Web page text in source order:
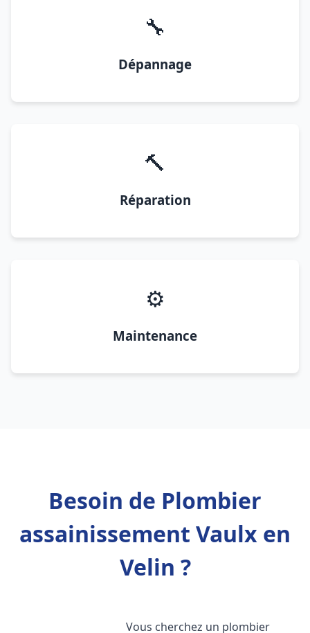
🔧
Dépannage
🔨
Réparation
⚙️
Maintenance
Besoin de Plombier
assainissement Vaulx en
Velin ?
Vous cherchez un plombier